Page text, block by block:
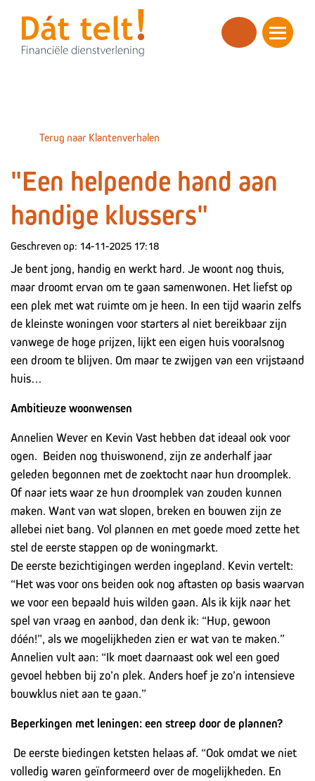
Terug naar Klantenverhalen
"Een helpende hand aan
handige klussers"
Geschreven op: 14-11-2025 17:18
Je bent jong, handig en werkt hard. Je woont nog thuis,
maar droomt ervan om te gaan samenwonen. Het liefst op
een plek met wat ruimte om je heen. In een tijd waarin zelfs
de kleinste woningen voor starters al niet bereikbaar zijn
vanwege de hoge prijzen, lijkt een eigen huis vooralsnog
een droom te blijven. Om maar te zwijgen van een vrijstaand
huis…
Ambitieuze woonwensen
Annelien Wever en Kevin Vast hebben dat ideaal ook voor
ogen. Beiden nog thuiswonend, zijn ze anderhalf jaar
geleden begonnen met de zoektocht naar hun droomplek.
Of naar iets waar ze hun droomplek van zouden kunnen
maken. Want van wat slopen, breken en bouwen zijn ze
allebei niet bang. Vol plannen en met goede moed zette het
stel de eerste stappen op de woningmarkt.
De eerste bezichtigingen werden ingepland. Kevin vertelt:
“Het was voor ons beiden ook nog aftasten op basis waarvan
we voor een bepaald huis wilden gaan. Als ik kijk naar het
spel van vraag en aanbod, dan denk ik: “Hup, gewoon
dóén!”, als we mogelijkheden zien er wat van te maken.”
Annelien vult aan: “Ik moet daarnaast ook wel een goed
gevoel hebben bij zo’n plek. Anders hoef je zo’n intensieve
bouwklus niet aan te gaan.”
Beperkingen met leningen: een streep door de plannen?
De eerste biedingen ketsten helaas af. “Ook omdat we niet
volledig waren geïnformeerd over de mogelijkheden. En